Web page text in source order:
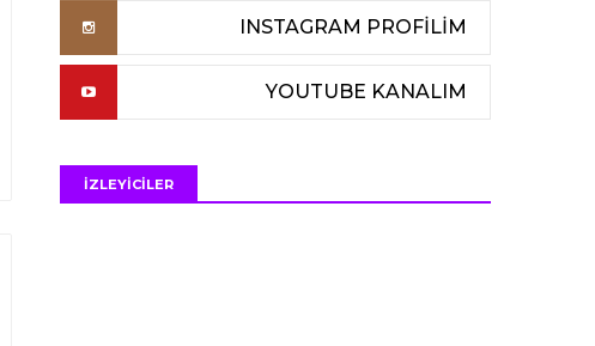
INSTAGRAM PROFİLİM
YOUTUBE KANALIM
İZLEYİCİLER